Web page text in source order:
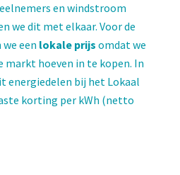
en windstroom
we dit met elkaar. Voor de
een lokale prijs omdat we
markt hoeven in te kopen. In
energiedelen bij het Lokaal
korting per kWh (netto